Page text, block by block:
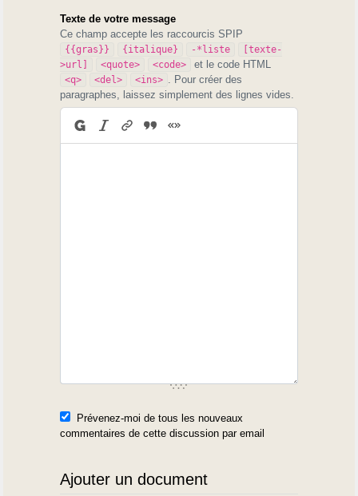
Texte de votre message
Ce champ accepte les raccourcis SPIP
{{gras}} {italique} -*liste
[texte-
>url]
<quote> <code> et le code HTML
<q> <del> <ins>
. Pour créer des
paragraphes, laissez simplement des lignes vides.
Prévenez-moi de tous les nouveaux
commentaires de cette discussion par email
Ajouter un document